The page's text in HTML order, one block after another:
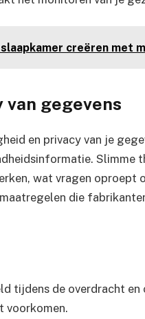
creëren met
gegevens
en privacy van je
Slimme
wat vragen oproept
die
tijdens de overdracht
voorkomen.